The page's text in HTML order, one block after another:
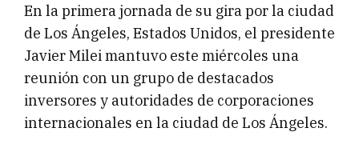
En la primera jornada de su gira por la ciudad
de Los Ángeles, Estados Unidos, el presidente
Javier Milei mantuvo este miércoles una
reunión con un grupo de destacados
inversores y autoridades de corporaciones
internacionales en la ciudad de Los Ángeles.